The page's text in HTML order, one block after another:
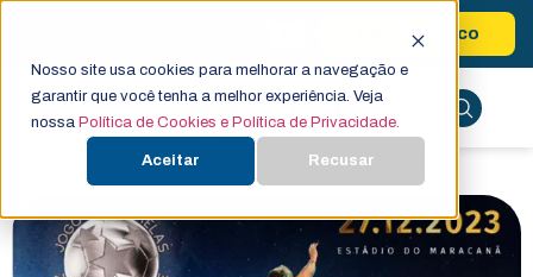
Nosso site usa cookies para melhorar a navegação e
garantir que você tenha a melhor experiência. Veja
nossa Política de Cookies e Política de Privacidade.
Aceitar Recusar
Fale Conosco